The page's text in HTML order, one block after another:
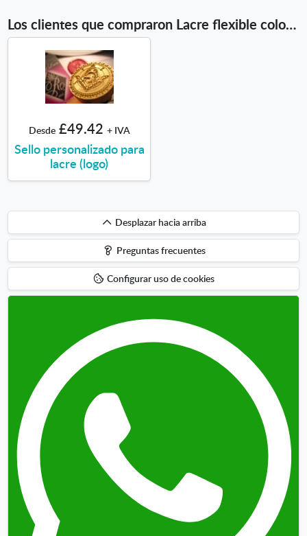
Los clientes que compraron Lacre flexible colores 500gr también compraron
Desde £49.42 + IVA
Sello personalizado para
lacre (logo)
Desplazar
hacia
arriba
Desplazar hacia arriba
Preguntas frecuentes
Configurar uso de cookies